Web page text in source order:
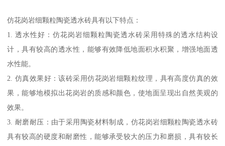
仿花岗岩细颗粒陶瓷透水砖具有以下特点：
1. 透水性好：仿花岗岩细颗粒陶瓷透水砖采用特殊的透水结构设
计，具有较高的透水性，能够有效降低地面积水积聚，增强地面透
水性能。
2. 仿真效果好：该砖采用仿花岗岩细颗粒纹理，具有高度仿真的效
果，能够地模拟出花岗岩的质感和颜色，使地面呈现出自然美观的
效果。
3. 耐磨耐压：由于采用陶瓷材料制成，仿花岗岩细颗粒陶瓷透水砖
具有较高的硬度和耐磨性，能够承受较大的压力和磨损，具有较长